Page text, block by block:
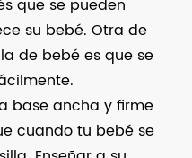
que se pueden
su bebé. Otra de
de bebé es que se
base ancha y firme
cuando tu bebé se